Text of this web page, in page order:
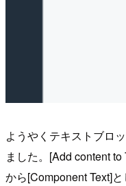
ようやくテキストブロ
ました。[Add content
から[Component Text]